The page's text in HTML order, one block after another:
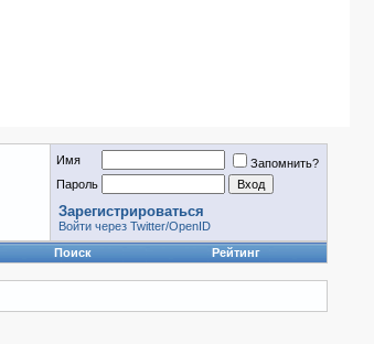
Имя
Запомнить?
Пароль
Зарегистрироваться
Войти через Twitter/OpenID
Поиск Рейтинг